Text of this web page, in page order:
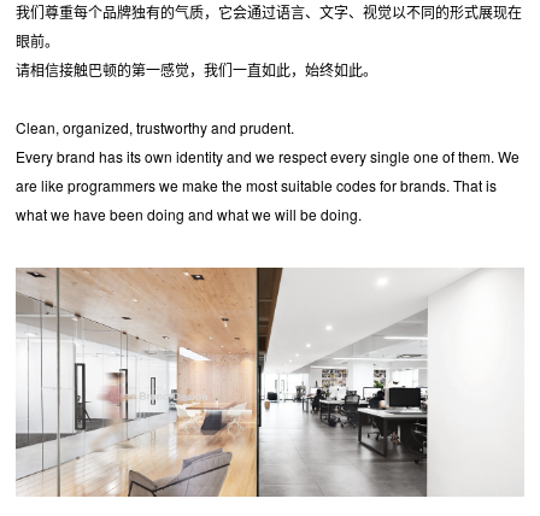
我们尊重每个品牌独有的气质，它会通过语言、文字、视觉以不同的形式展现在
眼前。
请相信接触巴顿的第一感觉，我们一直如此，始终如此。
Clean, organized, trustworthy and prudent.
Every brand has its own identity and we respect every single one of them. We
are like programmers we make the most suitable codes for brands. That is
what we have been doing and what we will be doing.